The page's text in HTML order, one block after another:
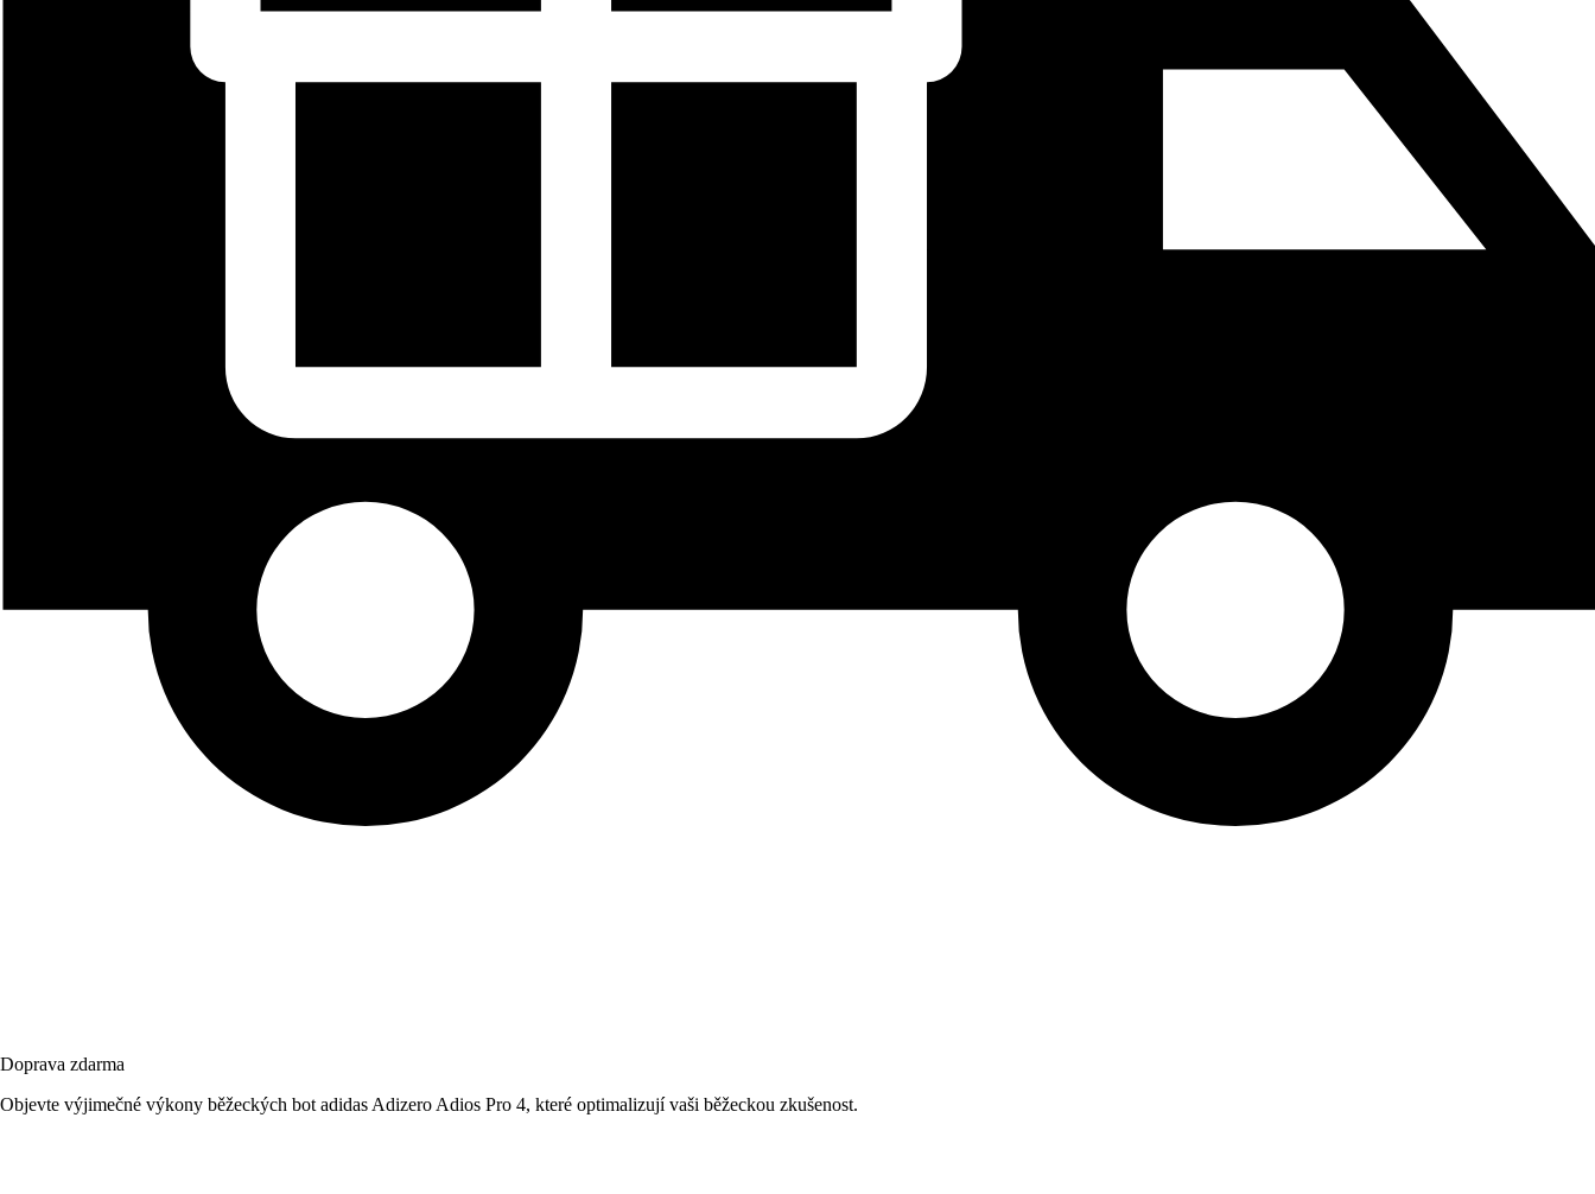
Doprava zdarma
Objevte výjimečné výkony běžeckých bot adidas Adizero Adios Pro 4, které optimalizují vaši běžeckou zkušenost.